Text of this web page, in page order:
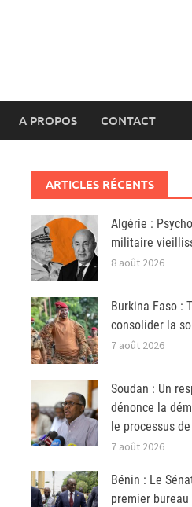
A PROPOS CONTACT
ARTICLES RÉCENTS
Algérie :
militaire
8 août 2026
Burkina Faso :
consolider la
7 août 2026
Soudan : Un
dénonce la
le processus
7 août 2026
Bénin : Le
premier bureau